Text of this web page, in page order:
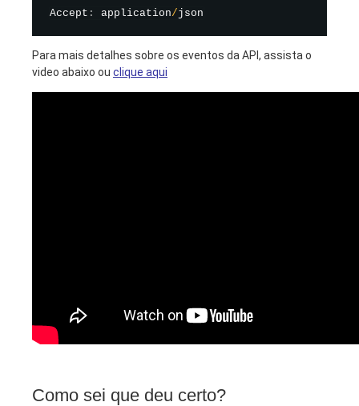
Accept : application/
Para mais detalhes sobre os eventos da API, assista o
video abaixo ou clique aqui
Como sei que deu certo?